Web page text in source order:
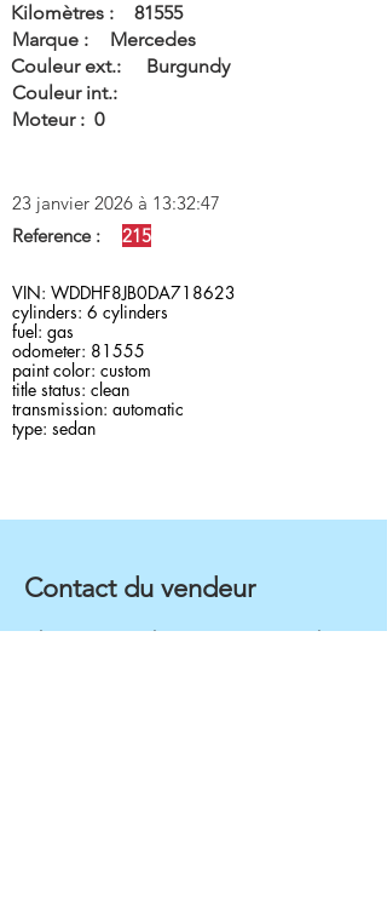
Kilomètres :
81555
Marque :
Mercedes
Couleur ext.:
Burgundy
Couleur int.:
Moteur : 0
23 janvier 2026 à 13:32:47
Reference :
215
VIN: WDDHF8JB0DA718623
cylinders: 6 cylinders
fuel: gas
odometer: 81555
paint color: custom
title status: clean
transmission: automatic
type: sedan
Contact du vendeur